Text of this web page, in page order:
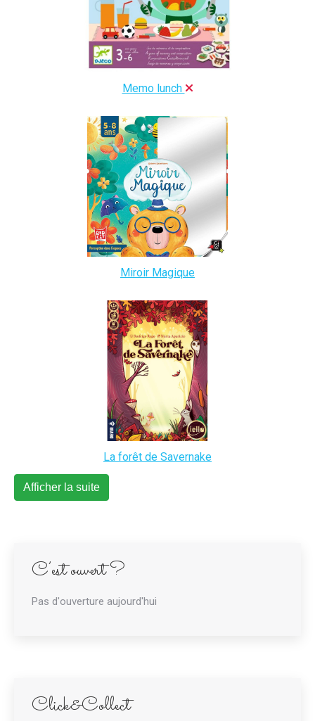
Memo lunch
Miroir Magique
La forêt de Savernake
Afficher la suite
C’est ouvert ?
Pas d'ouverture aujourd'hui
Click&Collect